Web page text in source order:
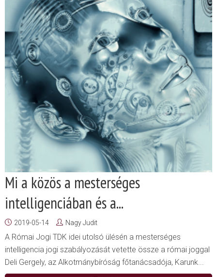
Mi a közös a mesterséges
intelligenciában és a...
2019-05-14 Nagy Judit
A Római Jogi TDK idei utolsó ülésén a mesterséges
intelligencia jogi szabályozását vetette össze a római joggal
Deli Gergely, az Alkotmánybíróság főtanácsadója, Karunk...